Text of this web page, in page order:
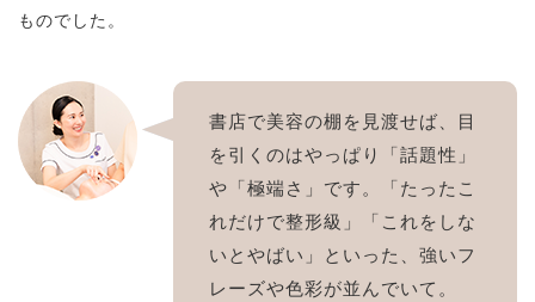
ものでした。
書店で美容の棚を見渡せば、目
を引くのはやっぱり「話題性」
や「極端さ」です。「たったこ
れだけで整形級」「これをしな
いとやばい」といった、強いフ
レーズや色彩が並んでいて。